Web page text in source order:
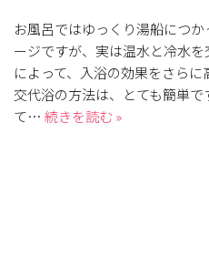
お風呂ではゆっくり湯船につ
ージですが、実は温水と冷水を
によって、入浴の効果をさら
交代浴の方法は、とても簡単
て… 続きを読む »